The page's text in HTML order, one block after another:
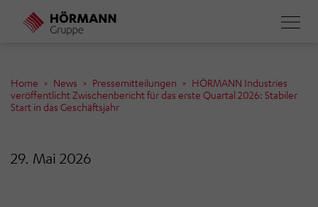
Direkt
Home News Pressemitteilungen
HÖRMANN Industries
veröffentlicht Zwischenbericht für das erste Quartal 2026: Stabiler
Start in das Geschäftsjahr
29. Mai 2026